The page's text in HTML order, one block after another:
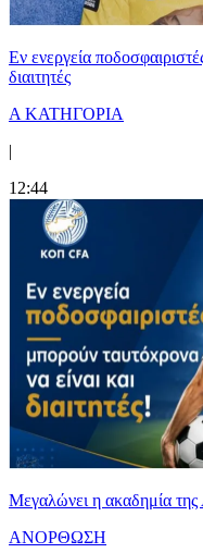
Εν ενεργεία
διαιτητές
Α ΚΑΤΗΓΟΡΙΑ
|
12:44
Μεγαλώνει η ακαδημία
ΑΝΟΡΘΩΣΗ